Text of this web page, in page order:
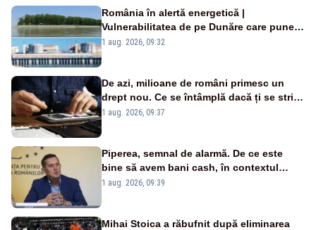
România în alertă energetică |
Vulnerabilitatea de pe Dunăre care pune
în pericol Centrala Cernavodă era
1 aug. 2026, 09:32
De azi, milioane de români primesc un
drept nou. Ce se întâmplă dacă ți se strică
un produs
1 aug. 2026, 09:37
Piperea, semnal de alarmă. De ce este
bine să avem bani cash, în contextul
alertei energetice?
1 aug. 2026, 09:39
Mihai Stoica a răbufnit după eliminarea